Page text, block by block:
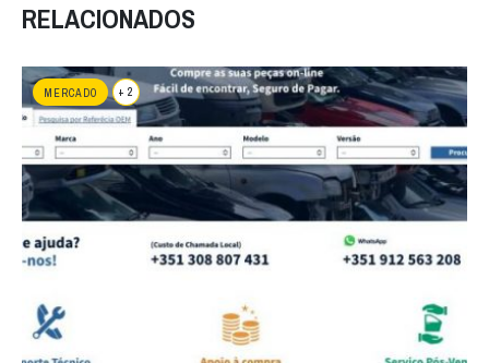
RELACIONADOS
MERCADO + 2